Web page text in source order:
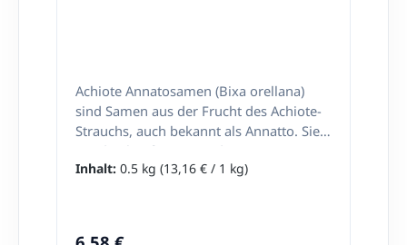
Achiote Annatosamen (Bixa orellana)
sind Samen aus der Frucht des Achiote-
Strauchs, auch bekannt als Annatto. Sie
werden häufig verwendet, um
Lebensmittel eine orange Farbe und
Inhalt: 0.5 kg (13,16 € / 1 kg)